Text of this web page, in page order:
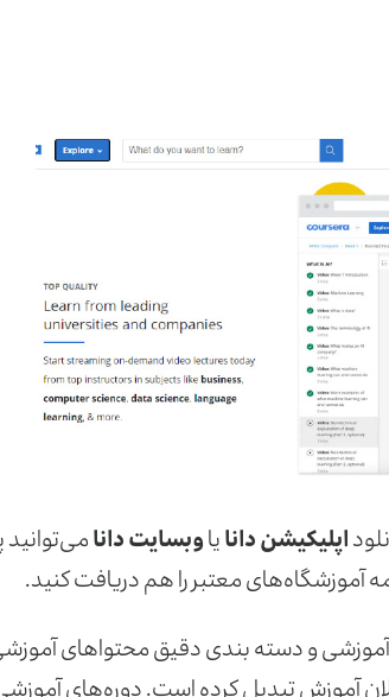
اپلیکیشن دانایاوبسایت دانامی‌توانید
آموزشگاه‌های معتبر را هم دریافت کنید.
و دسته بندی دقیق محتواهای